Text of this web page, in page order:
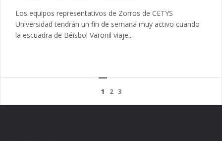
Los equipos representativos de Zorros de CETYS
Universidad tendrán un fin de semana muy activo cuando
la escuadra de Béisbol Varonil viaje...
1 2 3